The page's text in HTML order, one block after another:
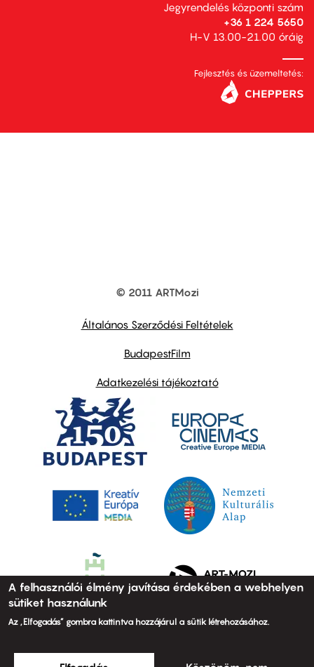
Jegyrendelés központi szám
+36 1 224 5650
H-V 13.00-21.00 óráig
Fejlesztés és üzemeltetés:
© 2011 ARTMozi
Általános Szerződési Feltételek
BudapestFilm
Adatkezelési tájékoztató
A felhasználói élmény javítása érdekében a webhelyen
sütiket használunk
Az „Elfogadás” gombra kattintva hozzájárul a sütik létrehozásához.